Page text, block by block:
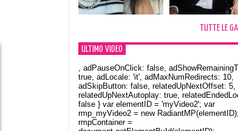
TUTTE LE
ULTIMO VIDEO
, adPauseOnClick: false,
true, adLocale: 'it', adMaxNumRedirects: 10,
adSkipButton: false, relatedUpNextOffset: 5,
relatedUpNextAutoplay: true,
false } var elementID = 'myVideo2'; var
rmp_myVideo2 = new
rmpContainer =